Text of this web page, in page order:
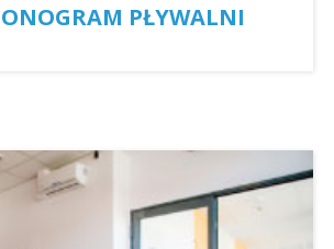
PŁYWALNI